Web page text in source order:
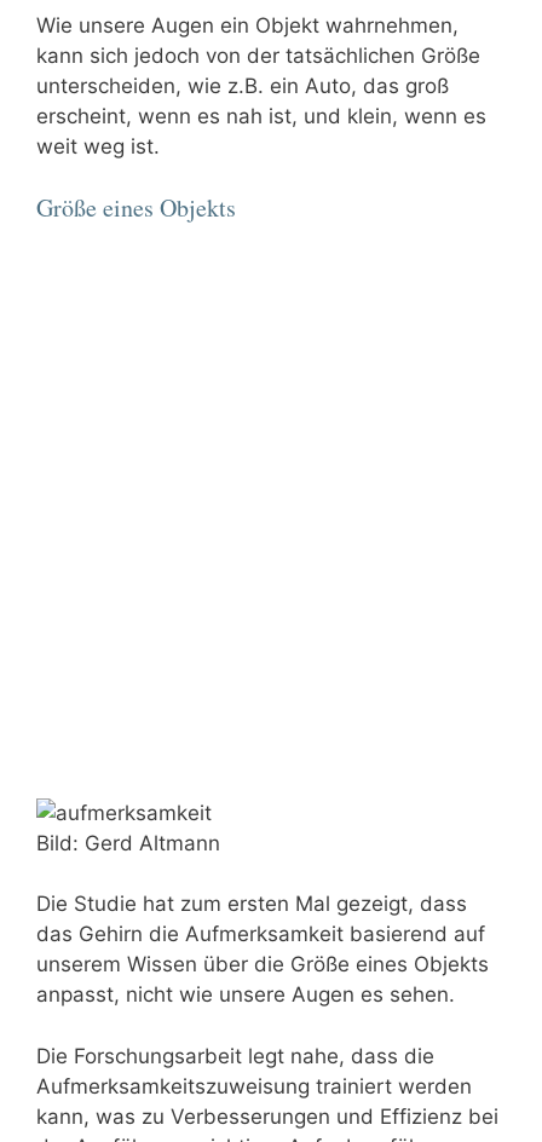
Wie unsere Augen ein Objekt wahrnehmen,
kann sich jedoch von der tatsächlichen Größe
unterscheiden, wie z.B. ein Auto, das groß
erscheint, wenn es nah ist, und klein, wenn es
weit weg ist.
Größe eines Objekts
Bild: Gerd Altmann
Die Studie hat zum ersten Mal gezeigt, dass
das Gehirn die Aufmerksamkeit basierend auf
unserem Wissen über die Größe eines Objekts
anpasst, nicht wie unsere Augen es sehen.
Die Forschungsarbeit legt nahe, dass die
Aufmerksamkeitszuweisung trainiert werden
kann, was zu Verbesserungen und Effizienz bei